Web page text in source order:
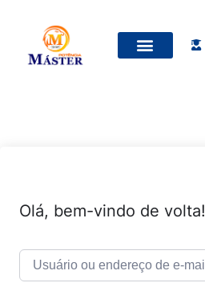
Olá, bem-vindo de volta!